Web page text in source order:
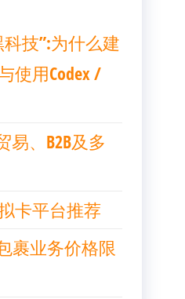
技”:为什么建
使用Codex /
易、B2B及多
卡平台推荐
裹业务价格限